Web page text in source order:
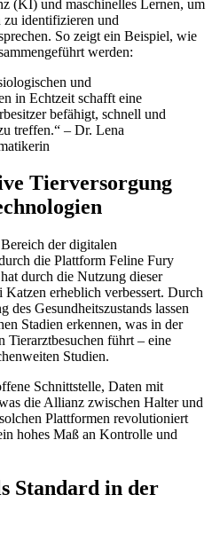
(KI) und maschinelles Lernen, um
identifizieren und
So zeigt ein Beispiel, wie
werden:
und
in Echtzeit schafft eine
befähigt, schnell und
treffen.“ – Dr. Lena
Tierversorgung
der digitalen
die Plattform Feline Fury
durch die Nutzung dieser
erheblich verbessert. Durch
Gesundheitszustands lassen
Stadien erkennen, was in der
Tierarztbesuchen führt – eine
Studien.
Schnittstelle, Daten mit
die Allianz zwischen Halter und
Plattformen revolutioniert
hohes Maß an Kontrolle und
Standard in der